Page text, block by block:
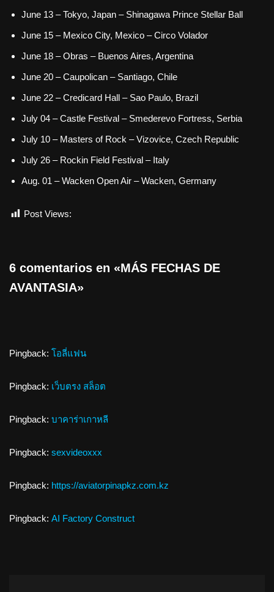
June 13 – Tokyo, Japan – Shinagawa Prince Stellar Ball
June 15 – Mexico City, Mexico – Circo Volador
June 18 – Obras – Buenos Aires, Argentina
June 20 – Caupolican – Santiago, Chile
June 22 – Credicard Hall – Sao Paulo, Brazil
July 04 – Castle Festival – Smederevo Fortress, Serbia
July 10 – Masters of Rock – Vizovice, Czech Republic
July 26 – Rockin Field Festival – Italy
Aug. 01 – Wacken Open Air – Wacken, Germany
Post Views:
6 comentarios en «MÁS FECHAS DE
AVANTASIA»
Pingback: โอลี่แฟน
Pingback: เว็บตรง สล็อต
Pingback: บาคาร่าเกาหลี
Pingback: sexvideoxxx
Pingback: https://aviatorpinapkz.com.kz
Pingback: AI Factory Construct